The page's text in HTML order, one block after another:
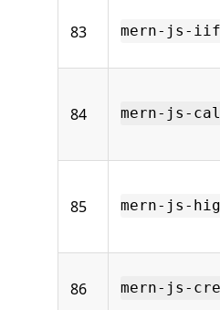
83 mern-js-
84 mern-js-
85 mern-js-
86 mern-js-